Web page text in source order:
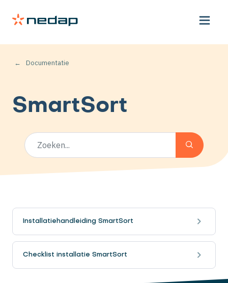
Documentatie
SmartSort
Installatiehandleiding SmartSort
Checklist installatie SmartSort